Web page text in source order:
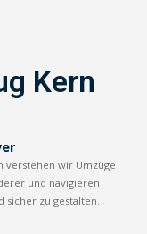
Kern
verstehen wir Umzüge
und navigieren
zu gestalten.